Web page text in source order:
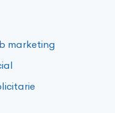
marketing